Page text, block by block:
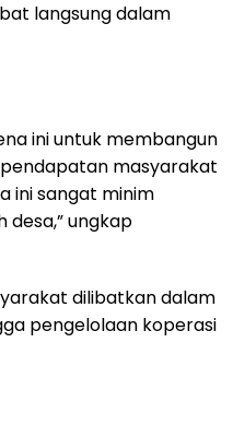
langsung dalam
ini untuk membangun
masyarakat
ini sangat minim
ungkap
dilibatkan dalam
pengelolaan koperasi